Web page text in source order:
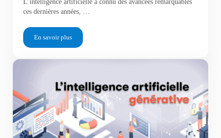
ces dernières années, …
En savoir plusLe Prompt Engineering : L’art de converser avec